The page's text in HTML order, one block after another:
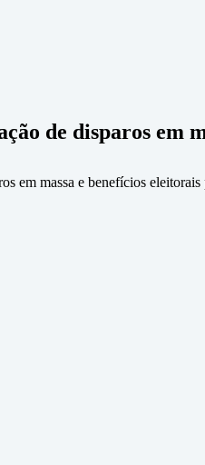
de disparos em
em massa e benefícios eleitorais